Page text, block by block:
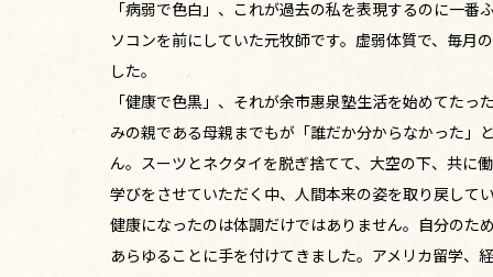
「病弱で色白」、これが過去の私を表現するのに一
ソコンを前にしていた元牧師です。虚弱体質で、毎月
した。
「健康で色黒」、それが余市惠泉塾生活を始めてた
みの親である母親までもが「誰だか分からなかった」
ん。スーツとネクタイを脱ぎ捨てて、大空の下、共に
学びをさせていただく中、人間本来の姿を取り戻して
健康になったのは体調だけではありません。自分のた
あらゆることに手を付けてきました。アメリカ留学、